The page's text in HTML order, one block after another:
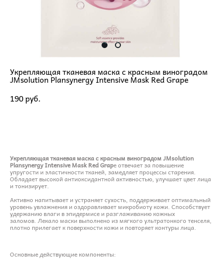
Укрепляющая тканевая маска с красным виноградом
JMsolution Plansynergy Intensive Mask Red Grape
190 pуб.
Укрепляющая тканевая маска с красным виноградом JMsolution
Plansynergy Intensive Mask Red Grape отвечает за повышение
упругости и эластичности тканей, замедляет процессы старения.
Обладает высокой антиоксидантной активностью, улучшает цвет лица
и тонизирует.
Активно напитывает и устраняет сухость, поддерживает оптимальный
уровень увлажнения и оздоравливает микробиоту кожи. Способствует
удержанию влаги в эпидермисе и разглаживанию кожных
заломов. Лекало маски выполнено из мягкого ультратонкого тенселя,
плотно прилегает к поверхности кожи и повторяет контуры лица.
Основные действующие компоненты: